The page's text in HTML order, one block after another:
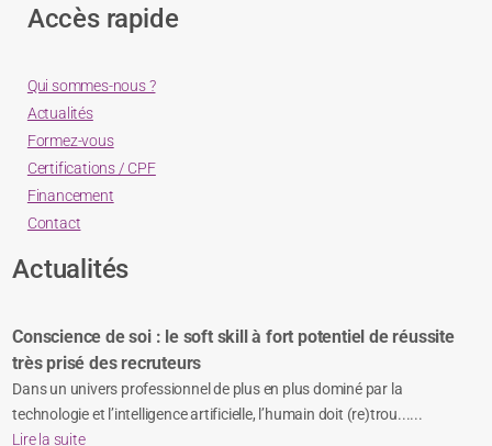
Accès rapide
Qui sommes-nous ?
Actualités
Formez-vous
Certifications / CPF
Financement
Contact
Actualités
Conscience de soi : le soft skill à fort potentiel de réussite
très prisé des recruteurs
Dans un univers professionnel de plus en plus dominé par la
technologie et l’intelligence artificielle, l’humain doit (re)trou......
Lire la suite